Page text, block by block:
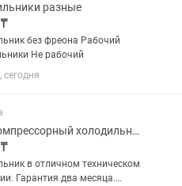
разные
без фреона Рабочий
холодильники Не рабочий
Двухкомпрессорный холодильник Атлант . Гарантия. Доставка.
в отличном техническом
Гарантия два месяца.